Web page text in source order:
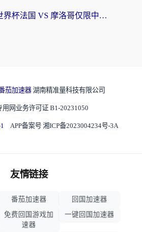
在国外看世界杯法国 VS 摩洛哥仅限中国大陆？海外党这样看中文解说赛事不卡顿
茄加速器 湖南精准量科技有限公司
用网业务许可证 B1-20231050
APP备案号 湘ICP备2023004234号-3A
友情链接
番茄加速器
回国加速器
免费回国游戏加
速器
一键回国加速器